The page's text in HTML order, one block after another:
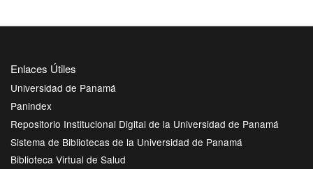
Enlaces Útiles
Universidad de Panamá
Panindex
Repositorio Institucional Digital de la Universidad de Panamá
Sistema de Bibliotecas de la Universidad de Panamá
Biblioteca Virtual de Salud